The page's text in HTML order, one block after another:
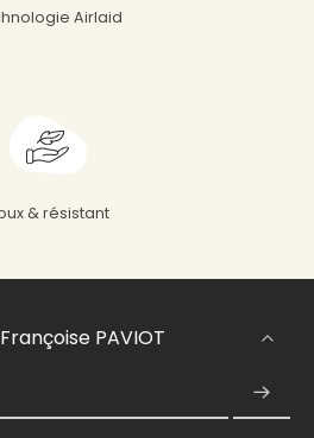
Airlaid
& résistant
PAVIOT